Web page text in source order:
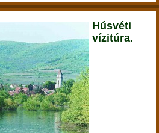
Húsvéti
vízitúra.